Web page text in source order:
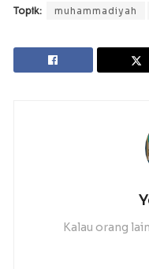
Topik: muhammadiyah
Kalau orang